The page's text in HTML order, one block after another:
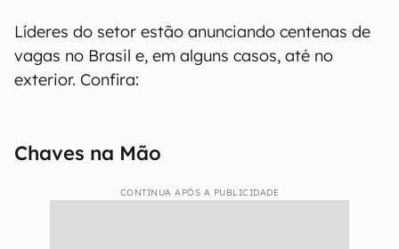
Líderes do setor estão anunciando centenas de
vagas no Brasil e, em alguns casos, até no
exterior. Confira:
Chaves na Mão
CONTINUA APÓS A PUBLICIDADE